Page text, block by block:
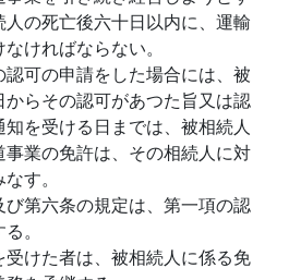
人の死亡後六十日以内に、運輸
ければならない。
可の申請をした場合には、被
らその認可があつた旨又は認
を受ける日までは、被相続人
業の免許は、その相続人に対
す。
第六条の規定は、第一項の認
。
けた者は、被相続人に係る免